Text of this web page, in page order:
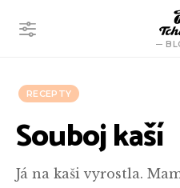
RECEPTY
Souboj kaší
Já na kaši vyrostla.